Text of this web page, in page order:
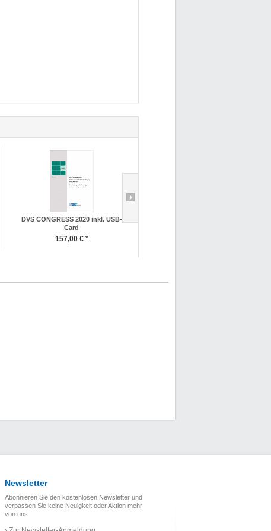
DVS CONGRESS 2020 inkl. USB-
Card
157,00 € *
Newsletter
Abonnieren Sie den kostenlosen Newsletter und
verpassen Sie keine Neuigkeit oder Aktion mehr
von uns.